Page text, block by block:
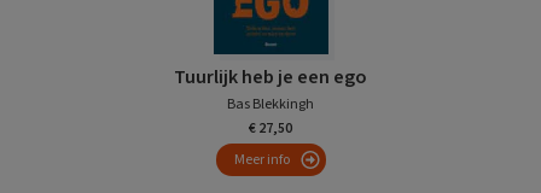
Tuurlijk heb je een ego
Bas Blekkingh
€ 27,50
Meer info